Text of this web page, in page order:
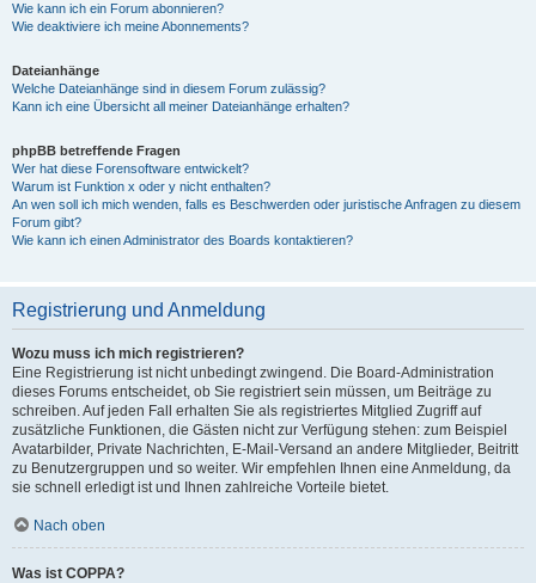
Wie kann ich ein Forum abonnieren?
Wie deaktiviere ich meine Abonnements?
Dateianhänge
Welche Dateianhänge sind in diesem Forum zulässig?
Kann ich eine Übersicht all meiner Dateianhänge erhalten?
phpBB betreffende Fragen
Wer hat diese Forensoftware entwickelt?
Warum ist Funktion x oder y nicht enthalten?
An wen soll ich mich wenden, falls es Beschwerden oder juristische Anfragen zu diesem
Forum gibt?
Wie kann ich einen Administrator des Boards kontaktieren?
Registrierung und Anmeldung
Wozu muss ich mich registrieren?
Eine Registrierung ist nicht unbedingt zwingend. Die Board-Administration
dieses Forums entscheidet, ob Sie registriert sein müssen, um Beiträge zu
schreiben. Auf jeden Fall erhalten Sie als registriertes Mitglied Zugriff auf
zusätzliche Funktionen, die Gästen nicht zur Verfügung stehen: zum Beispiel
Avatarbilder, Private Nachrichten, E-Mail-Versand an andere Mitglieder, Beitritt
zu Benutzergruppen und so weiter. Wir empfehlen Ihnen eine Anmeldung, da
sie schnell erledigt ist und Ihnen zahlreiche Vorteile bietet.
Nach oben
Was ist COPPA?